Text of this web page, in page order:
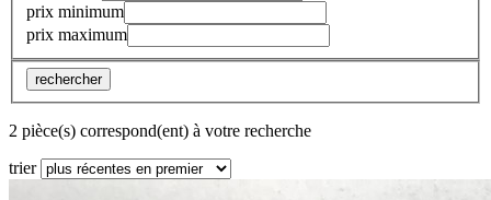
prix minimum
prix maximum
rechercher
2 pièce(s) correspond(ent) à votre recherche
trier